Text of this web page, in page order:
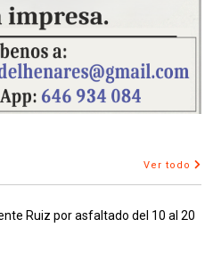
Ver todo
Ruiz por asfaltado del 10 al 20